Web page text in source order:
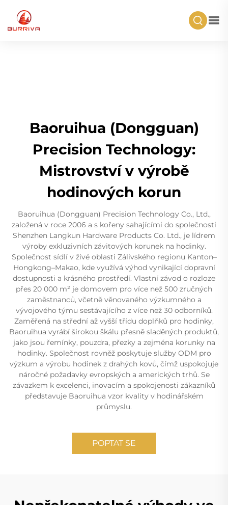
Baoruihua (Dongguan)
Precision Technology:
Mistrovství v výrobě
hodinových korun
Baoruihua (Dongguan) Precision Technology Co., Ltd.,
založená v roce 2006 a s kořeny sahajícími do společnosti
Shenzhen Langkun Hardware Products Co. Ltd., je lídrem
výroby exkluzivních závitových korunek na hodinky.
Společnost sídlí v živé oblasti Zálivského regionu Kanton–
Hongkong–Makao, kde využívá výhod vynikající dopravní
dostupnosti a krásného prostředí. Vlastní závod o rozloze
přes 20 000 m² je domovem pro více než 500 zručných
zaměstnanců, včetně věnovaného výzkumného a
vývojového týmu sestávajícího z více než 30 odborníků.
Zaměřená na střední až vyšší třídu doplňků pro hodinky,
Baoruihua vyrábí širokou škálu přesně sladěných produktů,
jako jsou řemínky, pouzdra, přezky a zejména korunky na
hodinky. Společnost rovněž poskytuje služby ODM pro
výzkum a výrobu hodinek z drahých kovů, čímž uspokojuje
náročné požadavky evropských a amerických trhů. Se
závazkem k excelenci, inovacím a spokojenosti zákazníků
představuje Baoruihua vzor kvality v hodinářském
průmyslu.
POPTAT SE